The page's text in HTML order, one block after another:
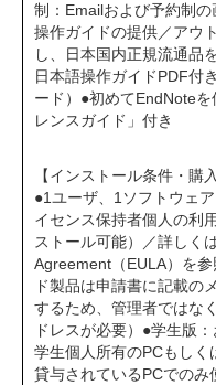
制：Emailおよび予約制
操作ガイドの提供／アウ
し、日本国内正規流通品
日本語操作ガイドPDF付
ード）●初めてEndNote
レンスガイド」付き
【インストール条件・購
●1ユーザ、1ソフトウェ
イセンス保持者個人の利
ストール可能）／詳しく
Agreement（EULA）を
ド製品は申請書に記載の
するため、管理者ではな
ドレスが必要）●学生版
学生個人所有のPCもしく
貸与されているPCでの